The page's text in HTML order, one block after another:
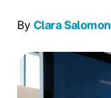
By Clara Salomon